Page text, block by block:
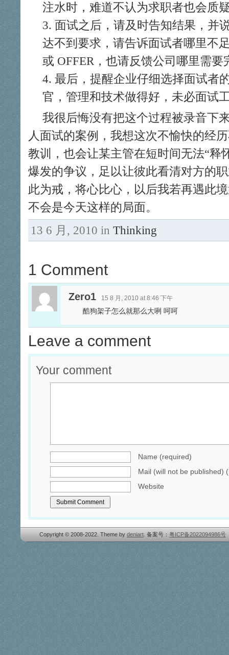
注水时，难道不认为求职者也会质
面试之后，请及时告知结果，并
达不到要求，请告诉面试者哪里不
或 OFFER，也请反馈公司哪里需要
最后，提醒企业仔细选择面试者
官，管理和技术做得好，未必面试
我很后悔没有把这个过程被录音下
人面试的案例，我想这次不愉快的经
教训，也会让某主管在短时间无法“释
爆发的争议，足以让彼此看清对方的
此为戒，将心比心，以后我若再遇此
不会是今天这样的局面。
13 6 月, 2010 in Thinking
1 Comment
Zero1 15 8 月, 2010 at 8:46 下午
酷狗架子怎么就那么大咧 呵呵
Leave a comment
Your comment
Name (required)
Mail (will not be published)
Website
Copyright © 2008-2022. Theme by deniart . 备案号： 粤ICP备2022094986号